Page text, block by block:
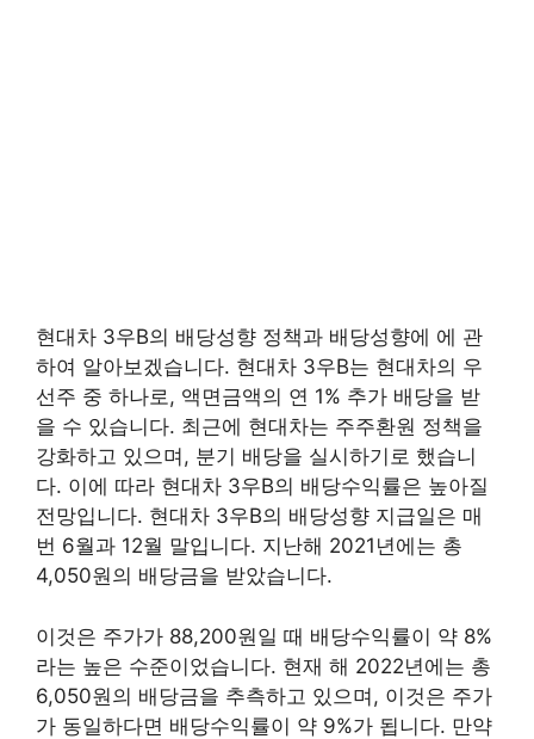
현대차 3우B의 배당성향 정책과 배당성향에 에 관
하여 알아보겠습니다. 현대차 3우B는 현대차의 우
선주 중 하나로, 액면금액의 연 1% 추가 배당을 받
을 수 있습니다. 최근에 현대차는 주주환원 정책을
강화하고 있으며, 분기 배당을 실시하기로 했습니
다. 이에 따라 현대차 3우B의 배당수익률은 높아질
전망입니다. 현대차 3우B의 배당성향 지급일은 매
번 6월과 12월 말입니다. 지난해 2021년에는 총
4,050원의 배당금을 받았습니다.
이것은 주가가 88,200원일 때 배당수익률이 약 8%
라는 높은 수준이었습니다. 현재 해 2022년에는 총
6,050원의 배당금을 추측하고 있으며, 이것은 주가
가 동일하다면 배당수익률이 약 9%가 됩니다. 만약